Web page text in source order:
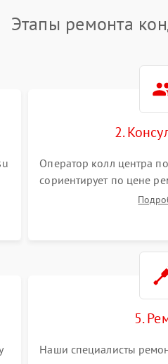
Этапы ремонта
2.
Оператор колл центра
сориентирует по цене
кондиционера а также
5.
Наши специалисты